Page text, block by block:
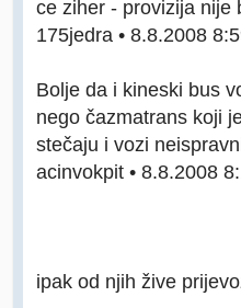
ce ziher - provizija nije
175jedra • 8.8.2008
Bolje da i kineski bus
nego čazmatrans koji
stečaju i vozi
acinvokpit • 8.8.2008
ipak od njih žive